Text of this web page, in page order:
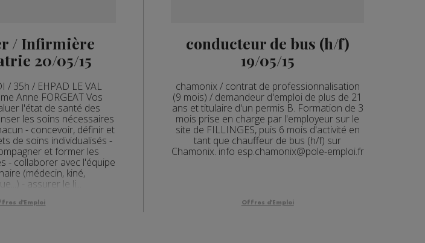
/ Infirmière
20/05/15
/ 35h / EHPAD LE VAL
Anne FORGEAT Vos
l'état de santé des
les soins nécessaires
- concevoir, définir et
de soins individualisés -
et former les
- collaborer avec l'équipe
(médecin, kiné,
- assurer le li...
d'Emploi
conducteur de bus (h/f)
19/05/15
chamonix / contrat de professionnalisation
(9 mois) / demandeur d'emploi de plus de 21
ans et titulaire d'un permis B. Formation de 3
mois prise en charge par l'employeur sur le
site de FILLINGES, puis 6 mois d'activité en
tant que chauffeur de bus (h/f) sur
Chamonix. info esp.chamonix@pole-emploi.fr
Offres d'Emploi